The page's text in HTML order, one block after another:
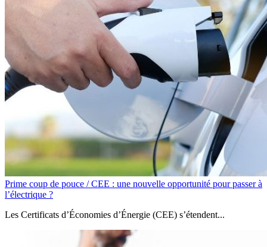
Prime coup de pouce / CEE : une nouvelle opportunité pour passer à
l’électrique ?
Les Certificats d’Économies d’Énergie (CEE) s’étendent...